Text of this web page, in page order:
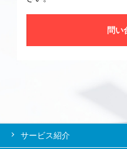
問い
サービス紹介